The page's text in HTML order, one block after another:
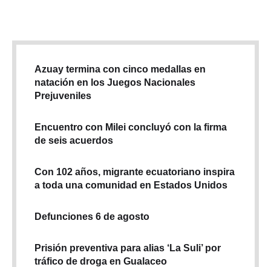
Azuay termina con cinco medallas en
natación en los Juegos Nacionales
Prejuveniles
Encuentro con Milei concluyó con la firma
de seis acuerdos
Con 102 años, migrante ecuatoriano inspira
a toda una comunidad en Estados Unidos
Defunciones 6 de agosto
Prisión preventiva para alias ‘La Suli’ por
tráfico de droga en Gualaceo